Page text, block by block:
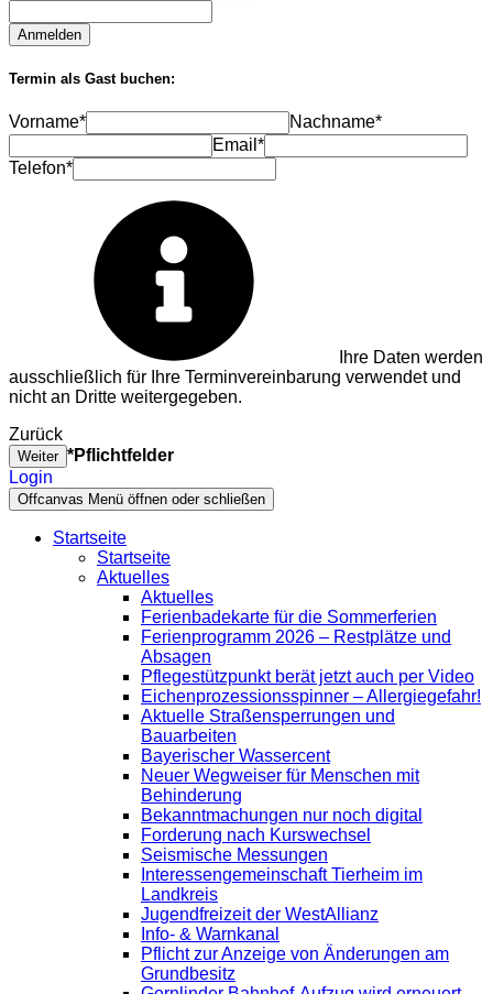
Anmelden
Termin als Gast buchen:
Vorname*
Nachname*
Email*
Telefon*
Ihre Daten werden
ausschließlich für Ihre Terminvereinbarung verwendet und
nicht an Dritte weitergegeben.
Zurück
Weiter *Pflichtfelder
Login
Offcanvas Menü öffnen oder schließen
Startseite
Startseite
Aktuelles
Aktuelles
Ferienbadekarte für die Sommerferien
Ferienprogramm 2026 – Restplätze und
Absagen
Pflegestützpunkt berät jetzt auch per Video
Eichenprozessionsspinner – Allergiegefahr!
Aktuelle Straßensperrungen und
Bauarbeiten
Bayerischer Wassercent
Neuer Wegweiser für Menschen mit
Behinderung
Bekanntmachungen nur noch digital
Forderung nach Kurswechsel
Seismische Messungen
Interessengemeinschaft Tierheim im
Landkreis
Jugendfreizeit der WestAllianz
Info- & Warnkanal
Pflicht zur Anzeige von Änderungen am
Grundbesitz